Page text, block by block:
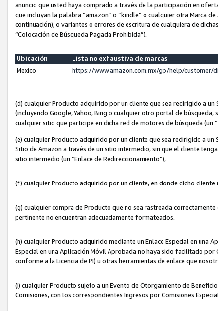
anuncio que usted haya comprado a través de la participación en
que incluyan la palabra “amazon” o “kindle” o cualquier otra Marca
continuación), o variantes o errores de escritura de cualquiera de
“Colocación de Búsqueda Pagada Prohibida”),
Ubicación
Lista no exhaustiva de marcas
Mexico
https://www.amazon.com.mx/gp/help/customer/
(d) cualquier Producto adquirido por un cliente que sea redirigido a
(incluyendo Google, Yahoo, Bing o cualquier otro portal de
cualquier sitio que participe en dicha red de motores de búsqueda (un
(e) cualquier Producto adquirido por un cliente que sea redirigido a un
Sitio de Amazon a través de un sitio intermedio, sin que el cliente
sitio intermedio (un “Enlace de Redireccionamiento”),
(f) cualquier Producto adquirido por un cliente, en donde dicho
(g) cualquier compra de Producto que no sea rastreada
pertinente no encuentran adecuadamente formateados,
(h) cualquier Producto adquirido mediante un Enlace Especial en una
Especial en una Aplicación Móvil Aprobada no haya sido facilitado
conforme a la Licencia de PI) u otras herramientas de enlace que
(i) cualquier Producto sujeto a un Evento de Otorgamiento de
Comisiones, con los correspondientes Ingresos por Comisiones